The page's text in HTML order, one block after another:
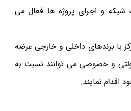
شبکه و اجرای پروژه ها فعال می
با برندهای داخلی و خارجی عرضه
و خصوصی می توانند نسبت به
اقدام نمایند.